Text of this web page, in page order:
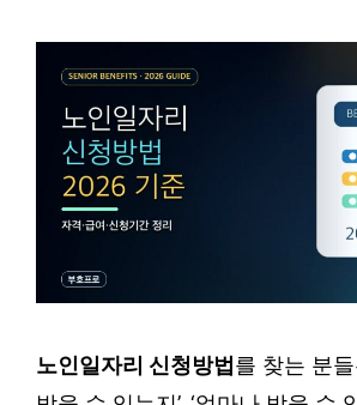
노인일자리 신청방법 를 찾는 분